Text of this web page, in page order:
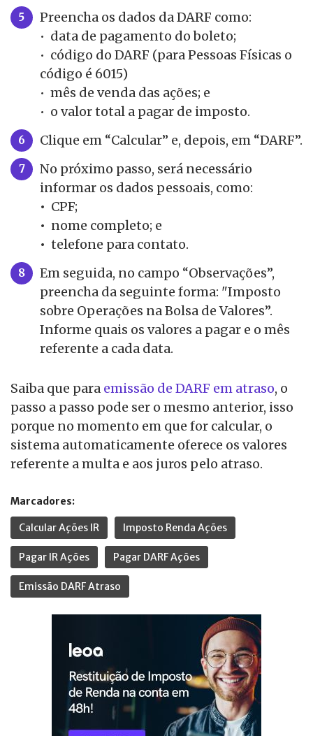
Preencha os dados da DARF como:
• data de pagamento do boleto;
• código do DARF (para Pessoas Físicas o
código é 6015)
• mês de venda das ações; e
• o valor total a pagar de imposto.
Clique em “Calcular” e, depois, em “DARF”.
No próximo passo, será necessário
informar os dados pessoais, como:
• CPF;
• nome completo; e
• telefone para contato.
Em seguida, no campo “Observações”,
preencha da seguinte forma: "Imposto
sobre Operações na Bolsa de Valores”.
Informe quais os valores a pagar e o mês
referente a cada data.
Saiba que para emissão de DARF em atraso, o
passo a passo pode ser o mesmo anterior, isso
porque no momento em que for calcular, o
sistema automaticamente oferece os valores
referente a multa e aos juros pelo atraso.
Marcadores:
Calcular Ações IR Imposto Renda Ações
Pagar IR Ações Pagar DARF Ações
Emissão DARF Atraso